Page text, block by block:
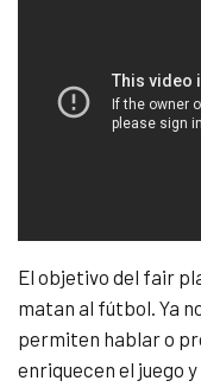
El objetivo del fair
matan al fútbol. Ya
permiten hablar o
enriquecen el juego